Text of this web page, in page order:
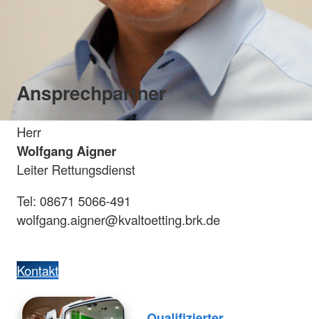
Ansprechpartner
Herr
Wolfgang Aigner
Leiter Rettungsdienst
Tel: 08671 5066-491
wolfgang.aigner@kvaltoetting.brk.de
Kontakt